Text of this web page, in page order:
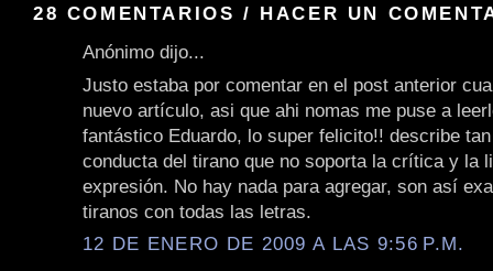
28 COMENTARIOS / HACER UN
Anónimo dijo...
Justo estaba por comentar en el post anterior
nuevo artículo, asi que ahi nomas me puse a
fantástico Eduardo, lo super felicito!! describe
conducta del tirano que no soporta la crítica y la
expresión. No hay nada para agregar, son así
tiranos con todas las letras.
12 DE ENERO DE 2009 A LAS 9:56 P.M.